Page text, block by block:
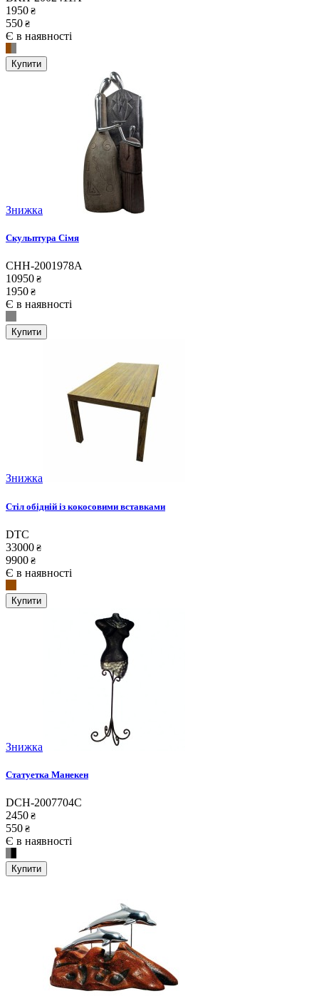
1950 ₴
550 ₴
Є в наявності
Купити
Знижка
Скульптура Сімя
CHH-2001978A
10950 ₴
1950 ₴
Є в наявності
Купити
Знижка
Стіл обідній із кокосовими вставками
DTC
33000 ₴
9900 ₴
Є в наявності
Купити
Знижка
Статуетка Манекен
DCH-2007704C
2450 ₴
550 ₴
Є в наявності
Купити